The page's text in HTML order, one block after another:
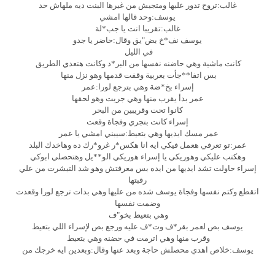
غالب:تروح تدور عليها ومتجيش من غيرها البنت ديه ملهاش حد
يوسف:وحد قالها امشي
غالب:تقريبا انت يا جب*لة
يوسف نف*خ بض"يق وقال:حاضر يا جدو
في الليل
كانت ماشية وهي حاضنه نفسها من البر*د وكانت هتعدي الطريق
بس اتفا**جأت بعربية وقفت قدمها وهو نزل منها
إسراء بخ*ضة وهي بترجع لورا:عمر
عمر بدأ يقرب منها وهي جريت وهو لحقها
كانوا تحت وقريبين من البحر
إسراء كانت بتجري وفجاة وقعت
عمر مسك ايديها وهي بتعيط:سيبني امشي يا عمر
عمر:تو تعرفي هعمل فيكي ايه انا هكس*ر غرو*رك ده وهاخدك البلد
وهكتب عليكي وهوريكي يا إسراء هوريكي الو**يل وهتحصلي ابوكي
إسراء حاولت تشد ايديها من ايده بس معرفتش وهو شد التيشرت من علي
رقبتها
اتقطع وكتم نفسها وفجاة يوسف شده من عليها وهي بدات ترجع لورا وقعدت
وضمت نفسها
وهي بتعيط بخو"ف
يوسف بص لعمر بقر*ف وت*ف عليه ورجع بص لإسراء اللي بتعيط
وقرب منها وهي اترمت في حضنه وهي بتعيط
يوسف:خلاص اهدي محصلش حاجة وبعد عنها وقال:وبعدين ايه خرجك من